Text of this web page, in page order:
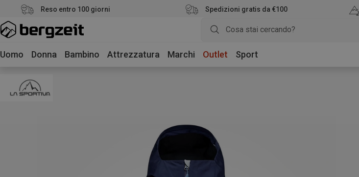
Reso entro 100 giorni Spedizioni gratis da €100
Uomo Donna Bambino Attrezzatura Marchi Outlet Sport